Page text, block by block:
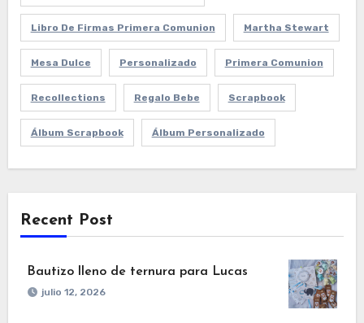
Libro De Firmas Primera Comunion Martha Stewart
Mesa Dulce Personalizado Primera Comunion
Recollections Regalo Bebe Scrapbook
Álbum Scrapbook Álbum Personalizado
Recent Post
Bautizo lleno de ternura para Lucas
julio 12, 2026